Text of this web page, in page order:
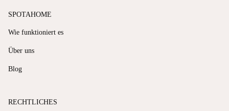
SPOTAHOME
Wie funktioniert es
Über uns
Blog
RECHTLICHES